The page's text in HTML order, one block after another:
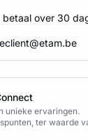
betaal over 30
unieke ervaringen.
ter waarde